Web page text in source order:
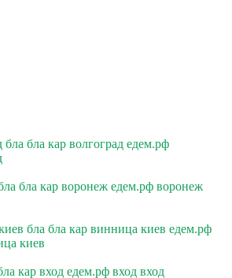
бла бла кар волгоград едем.рф
бла кар воронеж едем.рф воронеж
бла бла кар винница киев едем.рф
киев
кар вход едем.рф вход вход